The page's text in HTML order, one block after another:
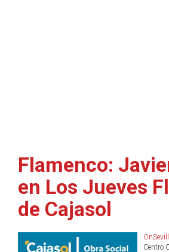
Flamenco:
en Los Jueves
de Cajasol
Centro